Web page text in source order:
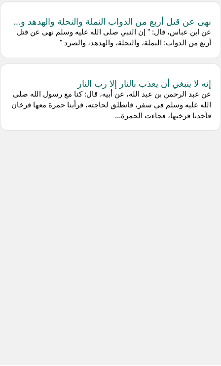
نهى عن قتل أربع من الدواب النملة والنحلة والهدهد و...
عن ابن عباس، قال: " إن النبي صلى الله عليه وسلم نهى عن قتل
أربع من الدواب: النملة، والنحلة، والهدهد، والصرد "
إنه لا ينبغي أن يعذب بالنار إلا رب النار
عن عبد الرحمن بن عبد الله، عن أبيه، قال: كنا مع رسول الله صلى
الله عليه وسلم في سفر، فانطلق لحاجته، فرأينا حمرة معها فرخان
فأخذنا فرخيها، فجاءت الحمرة...